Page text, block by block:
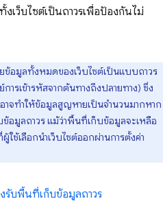
เว็บไซต์เป็นถาวรเพื่อป้องกันไม่
ยข้อมูลทั้งหมดของเว็บไซต์เป็นแบบถาวร
ารเข้ารหัสจากต้นทางถึงปลายทาง) ซึ่ง
าจทําให้ข้อมูลสูญหายเป็นจำนวนมากหาก
อมูลถาวร แม้ว่าพื้นที่เก็บข้อมูลจะเหลือ
ช้เลือกนำเว็บไซต์ออกผ่านการตั้งค่า
รับพื้นที่เก็บข้อมูลถาวร